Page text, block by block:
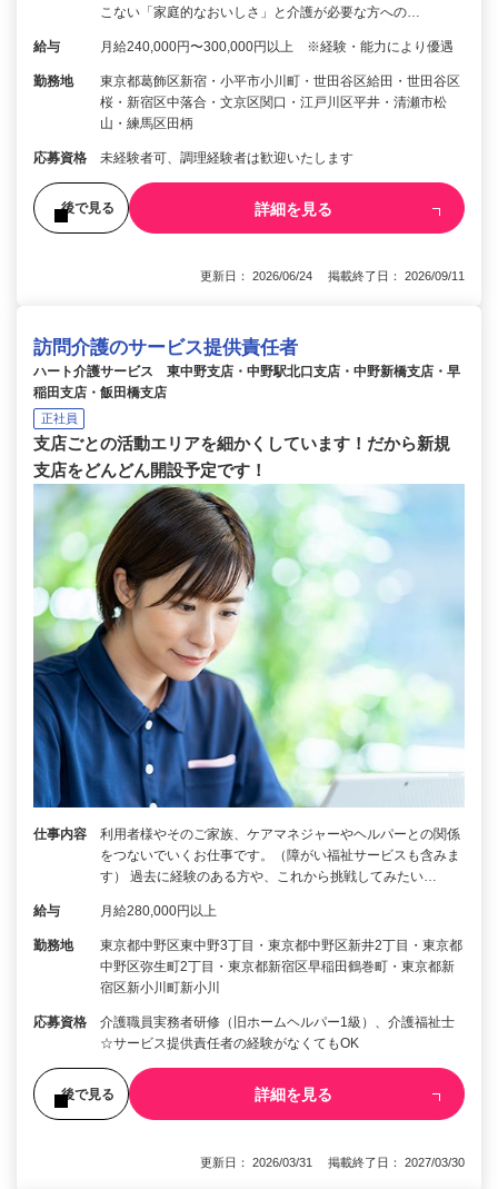
こない「家庭的なおいしさ」と介護が必要な方への…
給与 月給240,000円〜300,000円以上 ※経験・能力により優遇
勤務地
東京都葛飾区新宿・小平市小川町・世田谷区給田・世田谷区
桜・新宿区中落合・文京区関口・江戸川区平井・清瀬市松
山・練馬区田柄
応募資格 未経験者可、調理経験者は歓迎いたします
後で見る 詳細を見る
更新日： 2026/06/24 掲載終了日： 2026/09/11
訪問介護のサービス提供責任者
ハート介護サービス 東中野支店・中野駅北口支店・中野新橋支店・早
稲田支店・飯田橋支店
正社員
支店ごとの活動エリアを細かくしています！だから新規
支店をどんどん開設予定です！
仕事内容
利用者様やそのご家族、ケアマネジャーやヘルパーとの関係
をつないでいくお仕事です。（障がい福祉サービスも含みま
す） 過去に経験のある方や、これから挑戦してみたい…
給与 月給280,000円以上
勤務地
東京都中野区東中野3丁目・東京都中野区新井2丁目・東京都
中野区弥生町2丁目・東京都新宿区早稲田鶴巻町・東京都新
宿区新小川町新小川
応募資格
介護職員実務者研修（旧ホームヘルパー1級）、介護福祉士
☆サービス提供責任者の経験がなくてもOK
後で見る 詳細を見る
更新日： 2026/03/31 掲載終了日： 2027/03/30